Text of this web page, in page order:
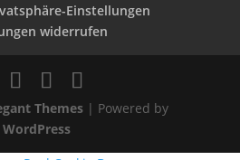
Einstellungen
widerrufen
Themes| Powered by
WordPress